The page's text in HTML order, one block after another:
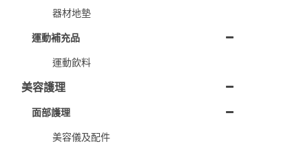
器材地墊
運動補充品
運動飲料
美容護理
面部護理
美容儀及配件